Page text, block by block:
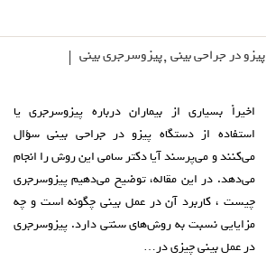
پیزو در جراحی بینی ,پیزوسرجری بینی |
اخیراً بسیاری از بیماران درباره پیزوسرجری یا
استفاده از دستگاه پیزو در جراحی بینی سؤال
می‌کنند و می‌پرسند آیا دکتر سامی این روش را انجام
می‌دهد. در این مقاله، توضیح می‌دهیم پیزوسرجری
چیست ، کاربرد آن در عمل بینی چگونه است و چه
مزایایی نسبت به روش‌های سنتی دارد. پیزوسرجری
در عمل بینی چیزی در…